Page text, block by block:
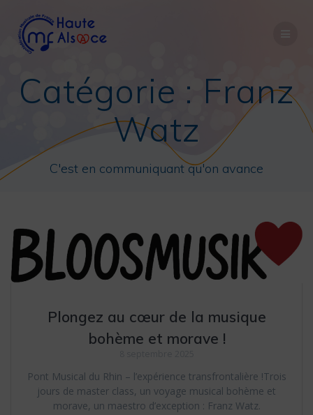
Catégorie : Franz
Watz
C'est en communiquant qu'on avance
Plongez au cœur de la musique
bohème et morave !
Pont Musical du Rhin – l’expérience transfrontalière !Trois
jours de master class, un voyage musical bohème et
morave, un maestro d’exception : Franz Watz.